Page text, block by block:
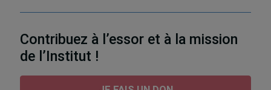
Contribuez à l’essor et à la mission
de l’Institut !